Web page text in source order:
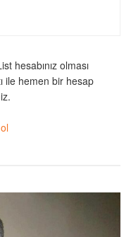
hesabınız olması
ile hemen bir hesap